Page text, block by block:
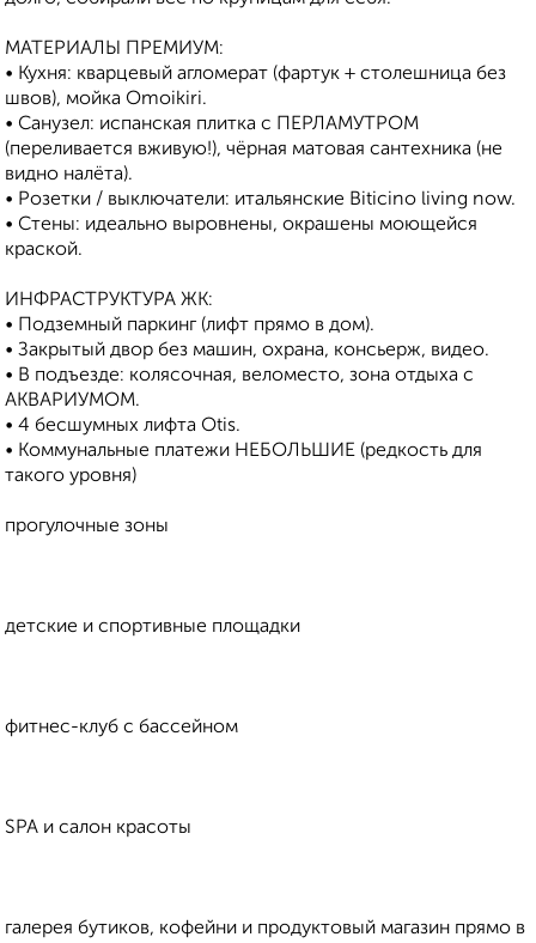
МАТЕРИАЛЫ ПРЕМИУМ:
• Кухня: кварцевый агломерат (фартук + столешница без
швов), мойка Omoikiri.
• Санузел: испанская плитка с ПЕРЛАМУТРОМ
(переливается вживую!), чёрная матовая сантехника (не
видно налёта).
• Розетки / выключатели: итальянские Biticino living now.
• Стены: идеально выровнены, окрашены моющейся
краской.
ИНФРАСТРУКТУРА ЖК:
• Подземный паркинг (лифт прямо в дом).
• Закрытый двор без машин, охрана, консьерж, видео.
• В подъезде: колясочная, веломесто, зона отдыха с
АКВАРИУМОМ.
• 4 бесшумных лифта Otis.
• Коммунальные платежи НЕБОЛЬШИЕ (редкость для
такого уровня)
прогулочные зоны
детские и спортивные площадки
фитнес-клуб с бассейном
SPA и салон красоты
галерея бутиков, кофейни и продуктовый магазин прямо в